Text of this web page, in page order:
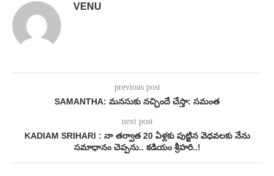
VENU
previous post
SAMANTHA: మనసుకు నచ్చిందే చేస్తా: సమంత
next post
KADIAM SRIHARI : నా తర్వాత 20 ఏళ్లకు పుట్టిన వెధవలకు నేను
సమాధానం చెప్పను.. కడియం శ్రీహరి..!